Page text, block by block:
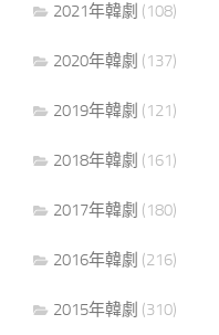
2021年韓劇 (108)
2020年韓劇 (137)
2019年韓劇 (121)
2018年韓劇 (161)
2017年韓劇 (180)
2016年韓劇 (216)
2015年韓劇 (310)